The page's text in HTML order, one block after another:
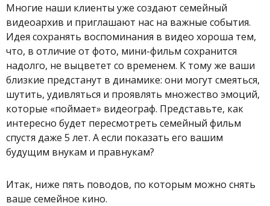
Многие наши клиенты уже создают семейный
видеоархив и приглашают нас на важные события.
Идея сохранять воспоминания в видео хороша тем,
что, в отличие от фото, мини-фильм сохранится
надолго, не выцветет со временем. К тому же ваши
близкие предстанут в динамике: они могут смеяться,
шутить, удивляться и проявлять множество эмоций,
которые «поймает» видеограф. Представьте, как
интересно будет пересмотреть семейный фильм
спустя даже 5 лет. А если показать его вашим
будущим внукам и правнукам?
Итак, ниже пять поводов, по которым можно снять
ваше семейное кино.